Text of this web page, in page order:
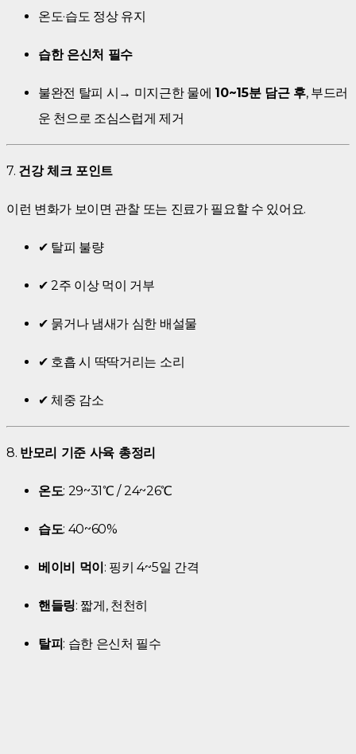
온도·습도 정상 유지
습한 은신처 필수
불완전 탈피 시→ 미지근한 물에 10~15분 담근 후, 부드러
운 천으로 조심스럽게 제거
7. 건강 체크 포인트
이런 변화가 보이면 관찰 또는 진료가 필요할 수 있어요.
✔ 탈피 불량
✔ 2주 이상 먹이 거부
✔ 묽거나 냄새가 심한 배설물
✔ 호흡 시 딱딱거리는 소리
✔ 체중 감소
8. 반모리 기준 사육 총정리
온도: 29~31℃ / 24~26℃
습도: 40~60%
베이비 먹이: 핑키 4~5일 간격
핸들링: 짧게, 천천히
탈피: 습한 은신처 필수